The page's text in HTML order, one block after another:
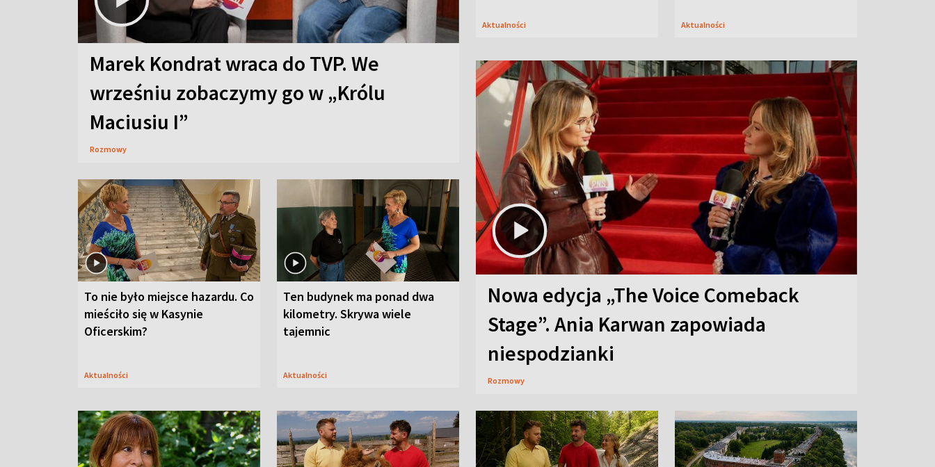
Marek Kondrat wraca do TVP. We
wrześniu zobaczymy go w „Królu
Maciusiu I”
Rozmowy
Aktualności Aktualności
To nie było miejsce hazardu. Co
mieściło się w Kasynie
Oficerskim?
Aktualności
Ten budynek ma ponad dwa
kilometry. Skrywa wiele
tajemnic
Aktualności
Nowa edycja „The Voice Comeback
Stage”. Ania Karwan zapowiada
niespodzianki
Rozmowy